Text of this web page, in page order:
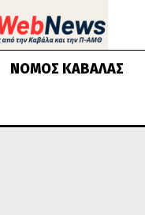
ΝΟΜΌΣ ΚΑΒΆΛΑΣ